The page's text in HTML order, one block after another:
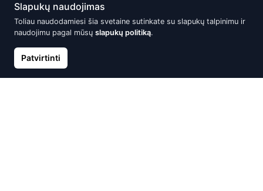
Išparduota Išparduota
Slapukų naudojimas
Toliau naudodamiesi šia svetaine sutinkate su slapukų talpinimu ir
naudojimu pagal mūsų slapukų politiką.
Patvirtinti